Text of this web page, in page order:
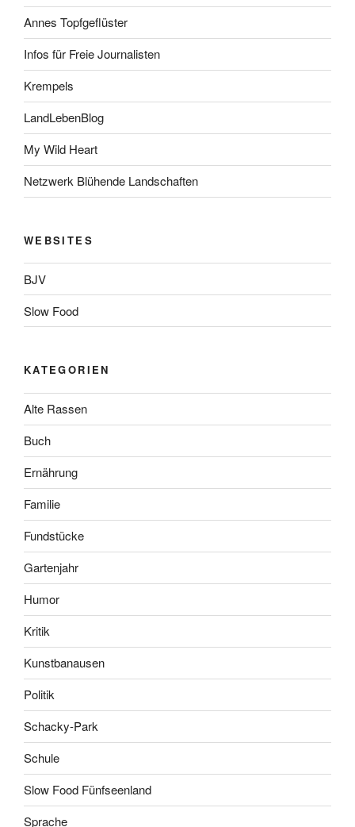
Annes Topfgeflüster
Infos für Freie Journalisten
Krempels
LandLebenBlog
My Wild Heart
Netzwerk Blühende Landschaften
WEBSITES
BJV
Slow Food
KATEGORIEN
Alte Rassen
Buch
Ernährung
Familie
Fundstücke
Gartenjahr
Humor
Kritik
Kunstbanausen
Politik
Schacky-Park
Schule
Slow Food Fünfseenland
Sprache